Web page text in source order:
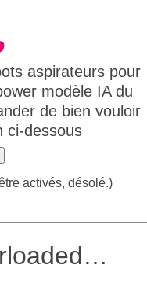
aspirateurs pour
modèle IA du
de bien vouloir
ci-dessous
activés, désolé.)